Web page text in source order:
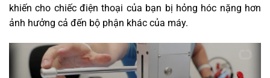
khiến cho chiếc điện thoại của bạn bị hỏng hóc nặng hơn
ảnh hưởng cả đến bộ phận khác của máy.